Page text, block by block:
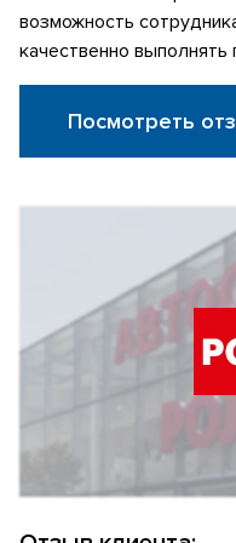
возможность
качественно
Посмотреть